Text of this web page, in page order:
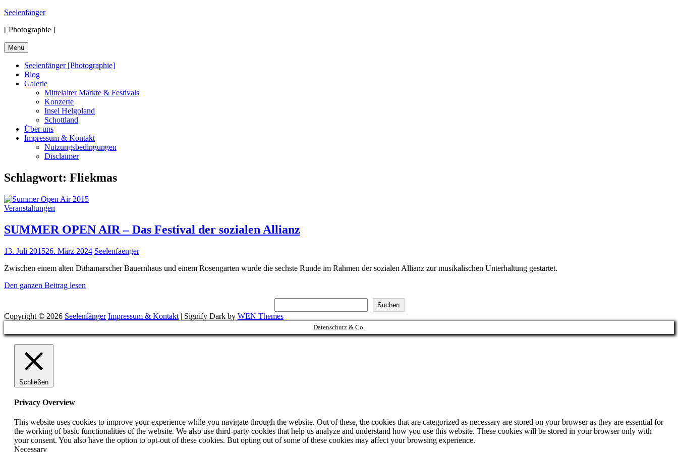
Skip
content
Seelenfänger
[ Photographie ]
Menu
Seelenfänger [Photographie]
Blog
Galerie
Mittelalter Märkte & Festivals
Konzerte
Insel Helgoland
Schottland
Über uns
Impressum & Kontakt
Nutzungsbedingungen
Disclaimer
Schlagwort: Fliekmas
Cat
Veranstaltungen
SUMMER OPEN AIR – Das Festival der sozialen Allianz
Posted
13. Juli 201526. März 2024 Seelenfaenger
Zwischen einem alten Dithamarscher Bauernhaus und einem Rosengarten wurde die sechste Runde im Rahmen der sozialen Allianz zur musikalischen Unterhaltung gestartet.
Den ganzen Beitrag lesen
–
Das
der
Suchen
Copyright © 2026 Seelenfänger Impressum & Kontakt | Signify Dark by WEN Themes
Scroll
Up
Datenschutz & Co.
Schließen
Privacy Overview
This website uses cookies to improve your experience while you navigate through the website. Out of these, the cookies that are categorized as necessary are stored on your browser as they are essential for
the working of basic functionalities of the website. We also use third-party cookies that help us analyze and understand how you use this website. These cookies will be stored in your browser only with
your consent. You also have the option to opt-out of these cookies. But opting out of some of these cookies may affect your browsing experience.
Necessary